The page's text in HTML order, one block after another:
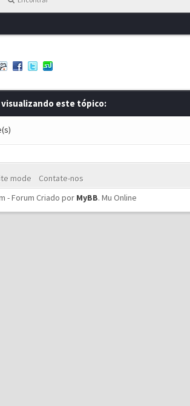
visualizando este tópico:
mode
Contate-nos
- Forum Criado por MyBB. Mu Online